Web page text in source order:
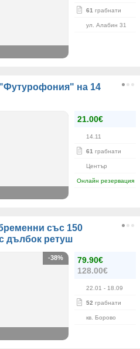
61 грабнати
ул. Алабин 31
на 14
21.00€
14.11
61 грабнати
Център
Онлайн резервация
със 150
дълбок ретуш
79.90€
128.00€
22.01 - 18.09
52 грабнати
кв. Борово
-38%